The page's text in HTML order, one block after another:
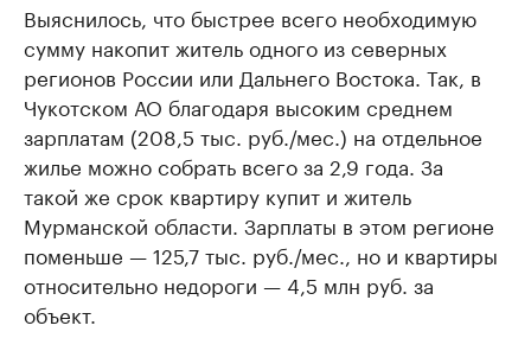
Выяснилось, что быстрее всего необходимую
сумму накопит житель одного из северных
регионов России или Дальнего Востока. Так, в
Чукотском АО благодаря высоким среднем
зарплатам (208,5 тыс. руб./мес.) на отдельное
жилье можно собрать всего за 2,9 года. За
такой же срок квартиру купит и житель
Мурманской области. Зарплаты в этом регионе
поменьше — 125,7 тыс. руб./мес., но и квартиры
относительно недороги — 4,5 млн руб. за
объект.